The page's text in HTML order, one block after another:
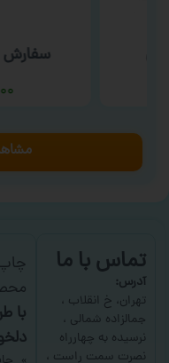
سفارش
تماس با ما
آدرس:
تهران، خ انقلاب ،
جمالزاده شمالی ،
نرسیده به چهارراه
نصرت سمت راست ،
با